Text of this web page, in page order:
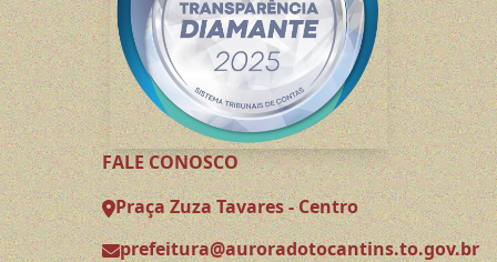
FALE CONOSCO
Praça Zuza Tavares - Centro
prefeitura@auroradotocantins.to.gov.br